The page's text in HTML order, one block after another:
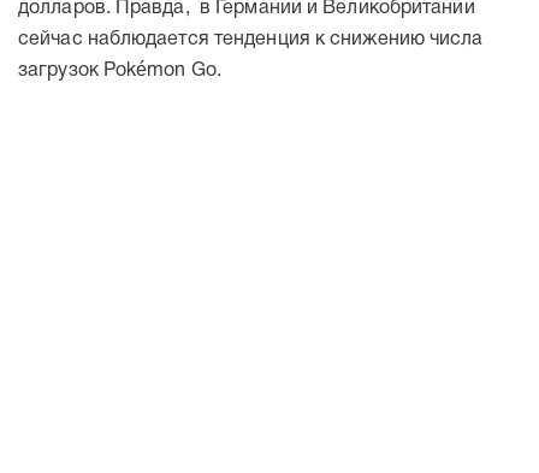
долларов. Правда, в Германии и Великобритании
сейчас наблюдается тенденция к снижению числа
загрузок Pokémon Go.